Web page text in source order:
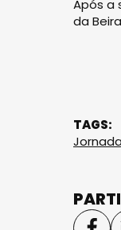
Após a
da
TAGS: